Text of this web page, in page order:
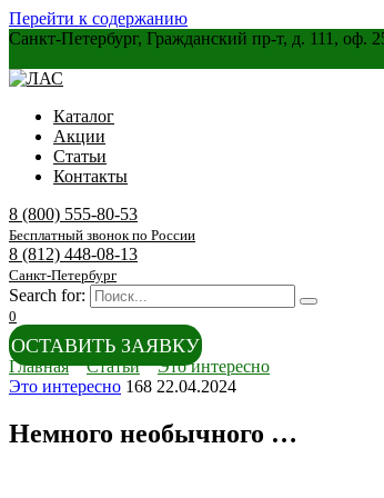
Перейти к содержанию
Санкт-Петербург, Гражданский пр-т, д. 111, оф.
Каталог
Акции
Статьи
Контакты
8 (800) 555-80-53
Бесплатный звонок по России
8 (812) 448-08-13
Санкт-Петербург
Search for:
0
ОСТАВИТЬ ЗАЯВКУ
Главная Статьи
Это интересно
Это интересно 168 22.04.2024
Немного необычного …